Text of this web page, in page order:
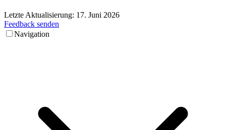
Letzte Aktualisierung: 17. Juni 2026
Feedback senden
Navigation